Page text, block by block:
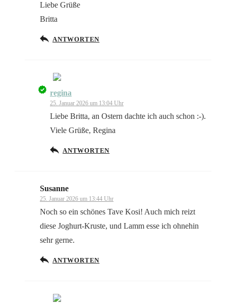
Liebe Grüße
Britta
ANTWORTEN
Das „Echte-Person“-Abzeichen!
regina
25. Januar 2026 um 13:04 Uhr
Liebe Britta, an Ostern dachte ich auch schon :-).
Viele Grüße, Regina
ANTWORTEN
Susanne
25. Januar 2026 um 13:44 Uhr
Noch so ein schönes Tave Kosi! Auch mich reizt
diese Joghurt-Kruste, und Lamm esse ich ohnehin
sehr gerne.
ANTWORTEN